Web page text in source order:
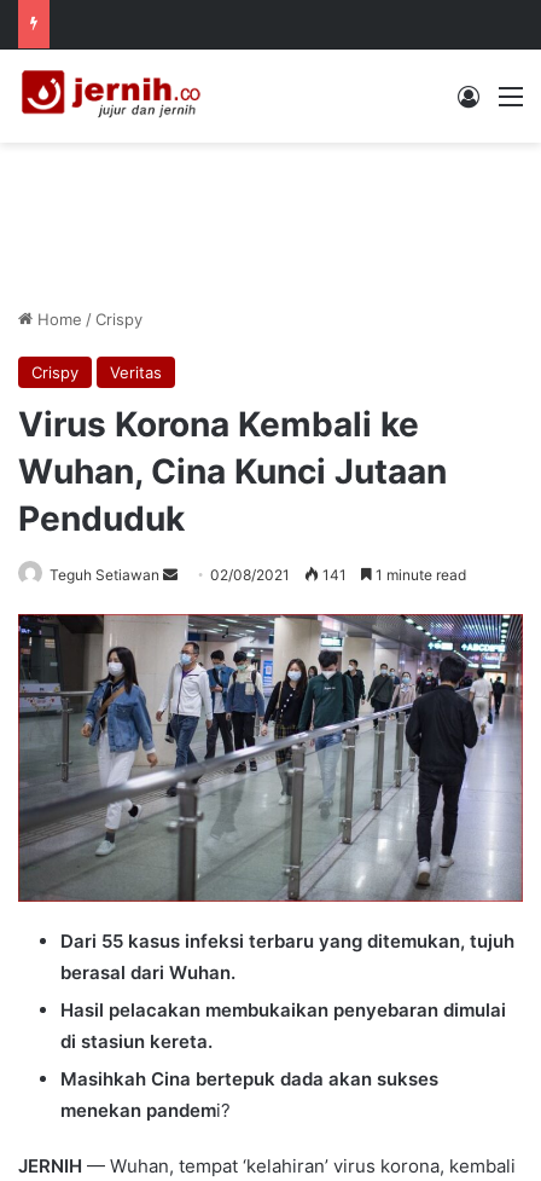
Log In
Home /Crispy
Crispy Veritas
Virus Korona Kembali ke
Wuhan, Cina Kunci Jutaan
Penduduk
Teguh Setiawan
Send
email
02/08/2021 141 1 minute read
Dari 55 kasus infeksi terbaru yang ditemukan, tujuh
berasal dari Wuhan.
Hasil pelacakan membukaikan penyebaran dimulai
di stasiun kereta.
Masihkah Cina bertepuk dada akan sukses
menekan pandemi?
JERNIH — Wuhan, tempat ‘kelahiran’ virus korona, kembali